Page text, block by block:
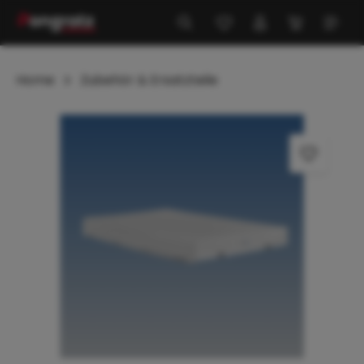
springen
Home Zubehör & Ersatzteile
Bildergalerie überspringen